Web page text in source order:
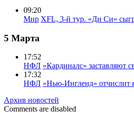
09:20
Мир XFL, 3-й тур. «Ди Си»
5 Марта
17:52
НФЛ «Кардиналс» заставляют
17:32
НФЛ «Нью-Ингленд» отчислит
Архив новостей
Comments are disabled